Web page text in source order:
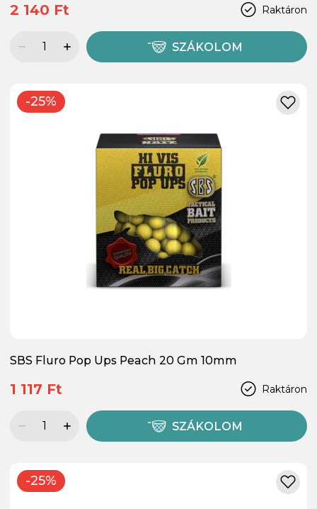
Raktáron
2 140 Ft
SZÁKOLOM
-25%
SBS Fluro Pop Ups Peach 20 Gm 10mm
Raktáron
1 117 Ft
SZÁKOLOM
-25%